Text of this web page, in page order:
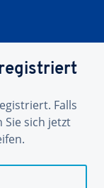
Falls
Sie sich jetzt